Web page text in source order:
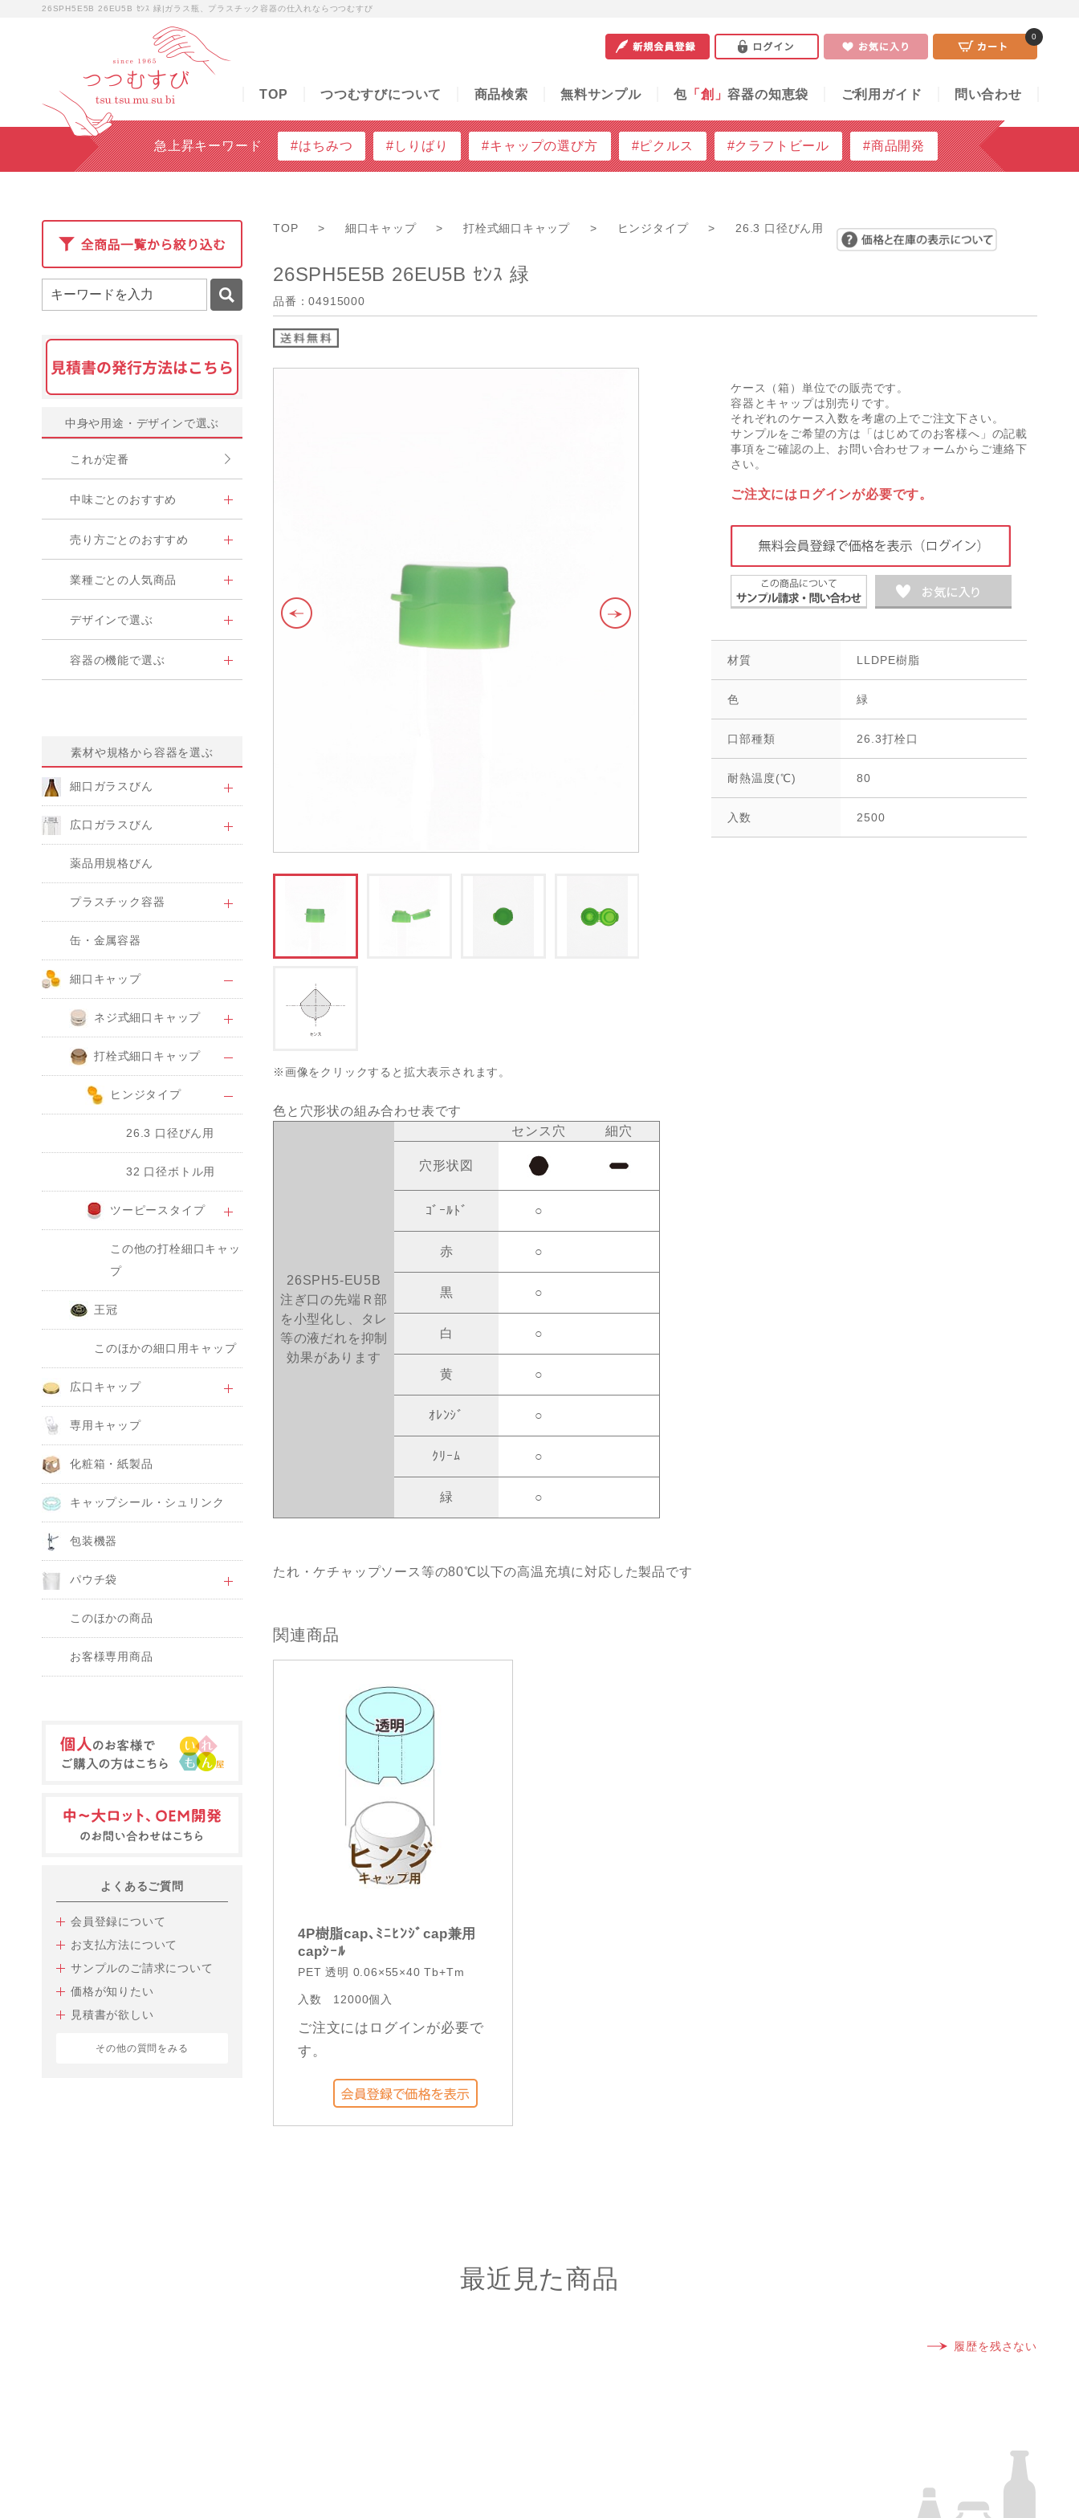
26SPH5E5B 26EU5B ｾﾝｽ 緑|ガラス瓶、プラスチック容器の仕入れならつつむすび
TOP つつむすびについて 商品検索 無料サンプル 包 「創」容器の知恵袋 ご利用ガイド 問い合わせ
0
急上昇キーワード #はちみつ #しりばり #キャップの選び方 #ピクルス #クラフトビール #商品開発
つつむすびについて ご利用ガイド 問い合わせ
TOP > 細口キャップ > 打栓式細口キャップ > ヒンジタイプ > 26.3 口径びん用
26SPH5E5B 26EU5B ｾﾝｽ 緑
品番：04915000
※画像をクリックすると拡大表示されます。
ケース（箱）単位での販売です。
容器とキャップは別売りです。
それぞれのケース入数を考慮の上でご注文下さい。
サンプルをご希望の方は「はじめてのお客様へ」の記載
事項をご確認の上、お問い合わせフォームからご連絡下
さい。
ご注文にはログインが必要です。
材質 LLDPE樹脂
色 緑
口部種類 26.3打栓口
耐熱温度(℃) 80
入数 2500
色と穴形状の組み合わせ表です
26SPH5-EU5B
注ぎ口の先端Ｒ部
を小型化し、タレ
等の液だれを抑制
効果があります
センス穴 細穴
穴形状図
ｺﾞｰﾙﾄﾞ ○
赤 ○
黒 ○
白 ○
黄 ○
ｵﾚﾝｼﾞ ○
ｸﾘｰﾑ ○
緑 ○
たれ・ケチャップソース等の80℃以下の高温充填に対応した製品です
関連商品
4P樹脂cap､ﾐﾆﾋﾝｼﾞcap兼用
capｼｰﾙ
PET 透明 0.06×55×40 Tb+Tm
入数 12000個入
ご注文にはログインが必要で
す。
中身や用途・デザインで選ぶ
これが定番
中味ごとのおすすめ
売り方ごとのおすすめ
業種ごとの人気商品
デザインで選ぶ
容器の機能で選ぶ
素材や規格から容器を選ぶ
細口ガラスびん
広口ガラスびん
薬品用規格びん
プラスチック容器
缶・金属容器
細口キャップ
ネジ式細口キャップ
打栓式細口キャップ
ヒンジタイプ
26.3 口径びん用
32 口径ボトル用
ツーピースタイプ
この他の打栓細口キャッ
プ
王冠
このほかの細口用キャップ
広口キャップ
専用キャップ
化粧箱・紙製品
キャップシール・シュリンク
包装機器
パウチ袋
このほかの商品
お客様専用商品
よくあるご質問
会員登録について
お支払方法について
サンプルのご請求について
価格が知りたい
見積書が欲しい
その他の質問をみる
最近見た商品
履歴を残さない